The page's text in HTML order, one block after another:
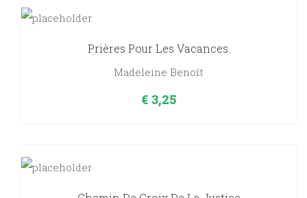
Prières Pour Les Vacances.
Madeleine Benoît
€ 3,25